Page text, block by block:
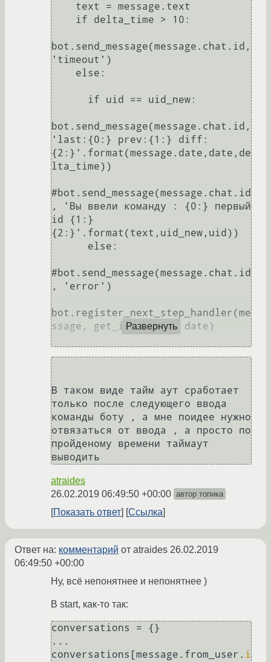
bot.send_message(message.chat.id,
'timeout')
bot.send_message(message.chat.id,
'last:{0:} prev:{1:} diff:
{2:}'.format(message.date,date,de
lta_time))
#bot.send_message(message.chat.id
, 'Вы ввели команду : {0:} первый
id {1:}
{2:}'.format(text,uid_new,uid))
#bot.send_message(message.chat.id
, 'error')
bot.register_next_step_handler(me
ssage, get_info, uid, date)
Развернуть
В таком виде тайм аут сработает
только после следующего ввода
команды боту , а мне поидее нужно
отвязаться от ввода , а просто по
пройденому времени таймаут
выводить
atraides
26.02.2019 06:49:50 +00:00 автор топика
Показать ответ Ссылка
Ответ на: комментарий от atraides 26.02.2019
06:49:50 +00:00
Ну, всё непонятнее и непонятнее )
В start, как-то так:
conversations = {}
...
conversations[message.from_user. i